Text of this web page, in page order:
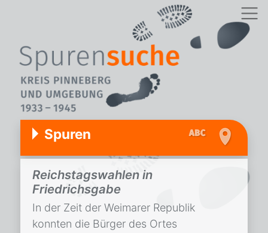
Spuren
Reichstagswahlen in
Friedrichsgabe
In der Zeit der Weimarer Republik
konnten die Bürger des Ortes